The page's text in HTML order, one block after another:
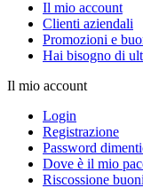
Il mio account
Clienti aziendali
Promozioni e
Hai bisogno di
Il mio account
Login
Registrazione
Password
Dove è il mio
Riscossione buoni